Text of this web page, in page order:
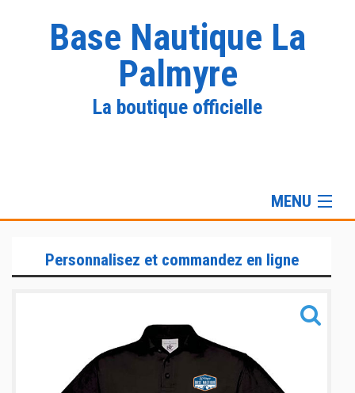
Base Nautique La
Palmyre
La boutique officielle
MENU
Informations
Personnalisez et commandez en ligne